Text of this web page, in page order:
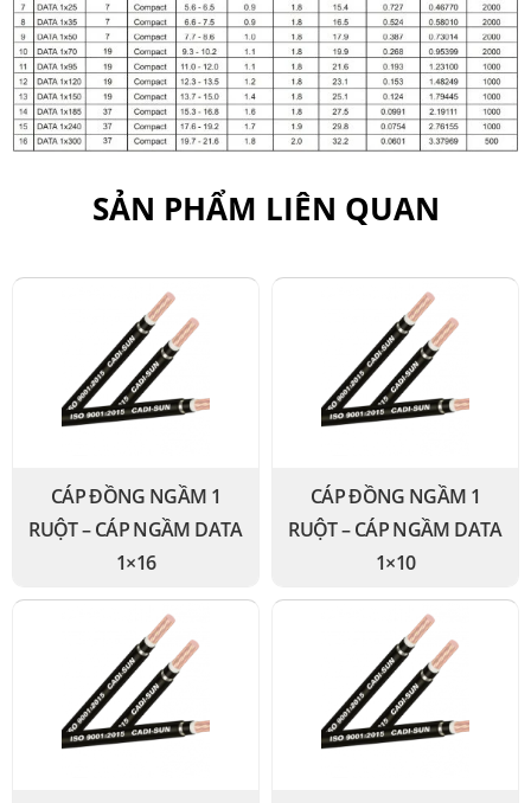
SẢN PHẨM LIÊN QUAN
CÁP ĐỒNG NGẦM 1
RUỘT – CÁP NGẦM DATA
1×16
CÁP ĐỒNG NGẦM 1
RUỘT – CÁP NGẦM DATA
1×10